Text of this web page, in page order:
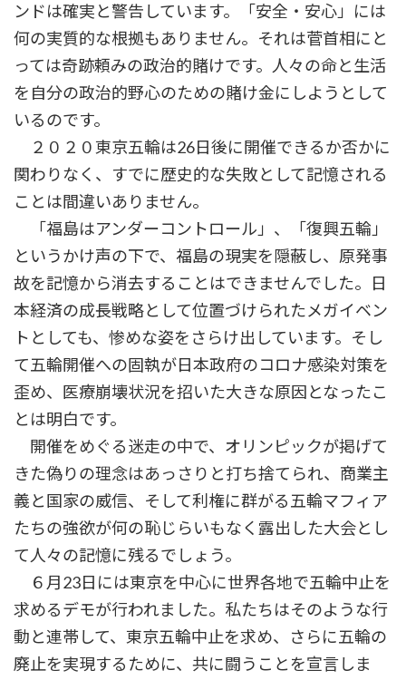
ンドは確実と警告しています。「安全・安心」には
何の実質的な根拠もありません。それは菅首相にと
っては奇跡頼みの政治的賭けです。人々の命と生活
を自分の政治的野心のための賭け金にしようとして
いるのです。
２０２０東京五輪は26日後に開催できるか否かに
関わりなく、すでに歴史的な失敗として記憶される
ことは間違いありません。
「福島はアンダーコントロール」、「復興五輪」
というかけ声の下で、福島の現実を隠蔽し、原発事
故を記憶から消去することはできませんでした。日
本経済の成長戦略として位置づけられたメガイベン
トとしても、惨めな姿をさらけ出しています。そし
て五輪開催への固執が日本政府のコロナ感染対策を
歪め、医療崩壊状況を招いた大きな原因となったこ
とは明白です。
開催をめぐる迷走の中で、オリンピックが掲げて
きた偽りの理念はあっさりと打ち捨てられ、商業主
義と国家の威信、そして利権に群がる五輪マフィア
たちの強欲が何の恥じらいもなく露出した大会とし
て人々の記憶に残るでしょう。
６月23日には東京を中心に世界各地で五輪中止を
求めるデモが行われました。私たちはそのような行
動と連帯して、東京五輪中止を求め、さらに五輪の
廃止を実現するために、共に闘うことを宣言しま